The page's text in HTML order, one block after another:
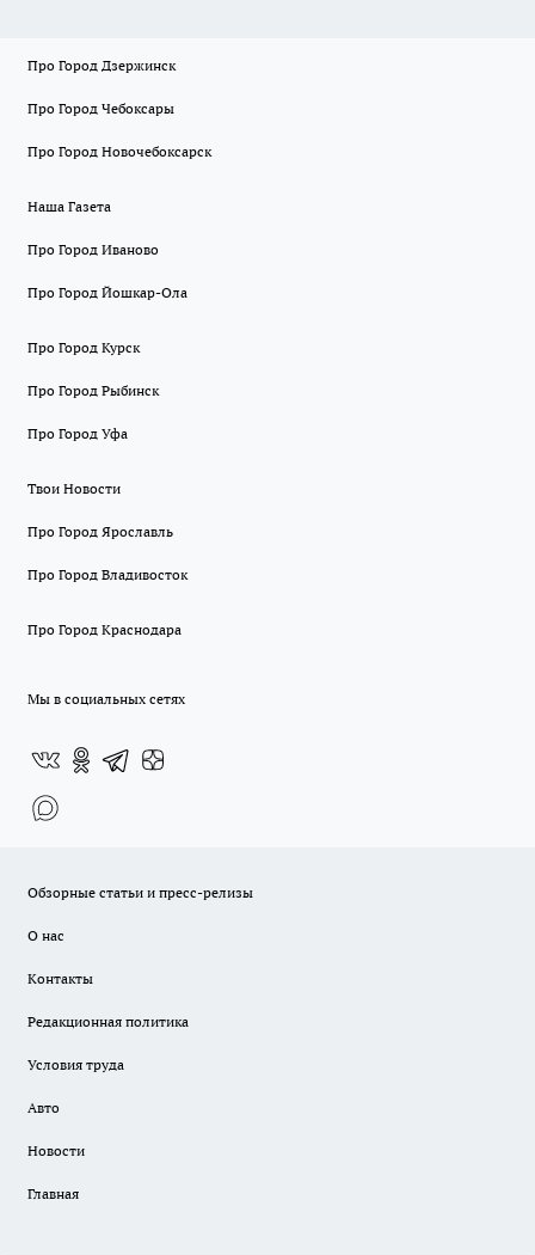
Про Город Дзержинск
Про Город Чебоксары
Про Город Новочебоксарск
Наша Газета
Про Город Иваново
Про Город Йошкар-Ола
Про Город Курск
Про Город Рыбинск
Про Город Уфа
Твои Новости
Про Город Ярославль
Про Город Владивосток
Про Город Краснодара
Мы в социальных сетях
Обзорные статьи и пресс-релизы
О нас
Контакты
Редакционная политика
Условия труда
Авто
Новости
Главная